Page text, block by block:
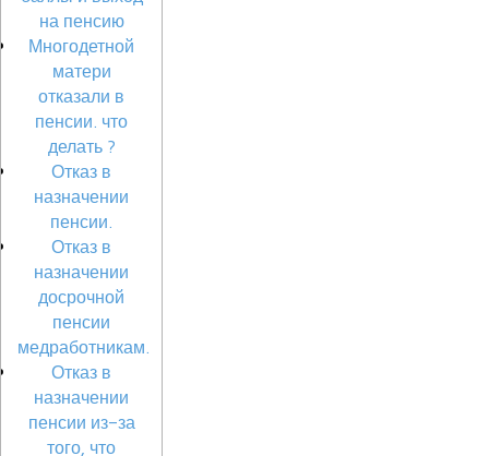
на пенсию
Многодетной
матери
отказали в
пенсии. что
делать ?
Отказ в
назначении
пенсии.
Отказ в
назначении
досрочной
пенсии
медработникам.
Отказ в
назначении
пенсии из-за
того, что